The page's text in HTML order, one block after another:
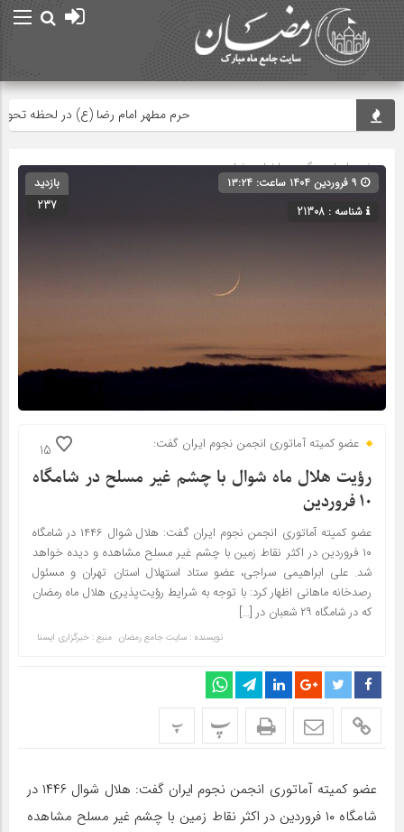
حرم مطهر امام رضا (ع) در لحظه تحویل
صفحه اصلی» گروه »اخبار رمضان
شناسه : 21308
بازدید
237
15 عضو کمیته آماتوری انجمن نجوم ایران گفت:
رؤیت هلال ماه شوال با چشم غیر مسلح در شامگاه
۱۰ فروردین
عضو کمیته آماتوری انجمن نجوم ایران گفت: هلال شوال ۱۴۴۶ در شامگاه
۱۰ فروردین در اکثر نقاط زمین با چشم غیر مسلح مشاهده و دیده خواهد
شد. علی ابراهیمی سراجی، عضو ستاد استهلال استان تهران و مسئول
رصدخانه ماهانی اظهار کرد: با توجه به شرایط رؤیت‌پذیری هلال ماه رمضان
که در شامگاه ۲۹ شعبان در […]
نویسنده : سایت جامع رمضان منبع : خبرگزاری ایسنا
پ پ
عضو کمیته آماتوری انجمن نجوم ایران گفت: هلال شوال ۱۴۴۶ در
شامگاه ۱۰ فروردین در اکثر نقاط زمین با چشم غیر مسلح مشاهده